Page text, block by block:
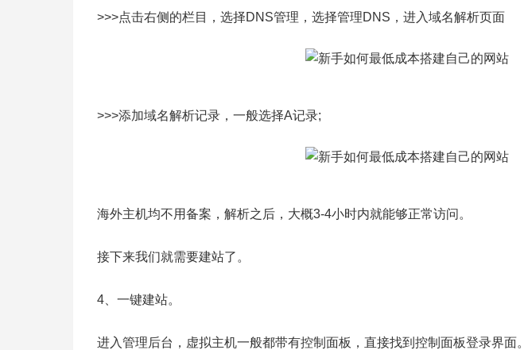
>>>点击右侧的栏目，选择DNS管理，选择管理DNS，进入域名解析页面
>>>添加域名解析记录，一般选择A记录;
海外主机均不用备案，解析之后，大概3-4小时内就能够正常访问。
接下来我们就需要建站了。
4、一键建站。
进入管理后台，虚拟主机一般都带有控制面板，直接找到控制面板登录界面。